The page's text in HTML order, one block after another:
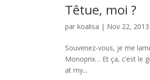
Têtue, moi ?
parkoalisa | Nov 22, 2013
Souvenez-vous, je me
Monoprix… Et ça, c’est le
at my...